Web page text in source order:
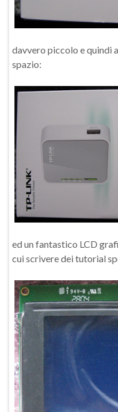
davvero piccolo e quindi
spazio:
ed un fantastico LCD
cui scrivere dei tutorial